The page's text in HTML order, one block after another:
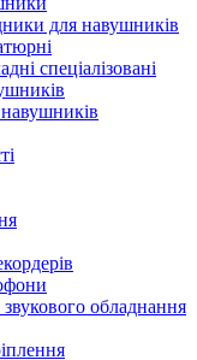
для навушників
спеціалізовані
обладнання